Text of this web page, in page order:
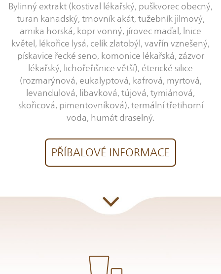
Bylinný extrakt (kostival lékařský, puškvorec obecný,
turan kanadský, trnovník akát, tužebník jilmový,
arnika horská, kopr vonný, jírovec maďal, lnice
květel, lékořice lysá, celík zlatobýl, vavřín vznešený,
pískavice řecké seno, komonice lékařská, zázvor
lékařský, lichořeřišnice větší), éterické silice
(rozmarýnová, eukalyptová, kafrová, myrtová,
levandulová, libavková, tújová, tymiánová,
skořicová, pimentovníková), termální třetihorní
voda, humát draselný.
PŘÍBALOVÉ INFORMACE